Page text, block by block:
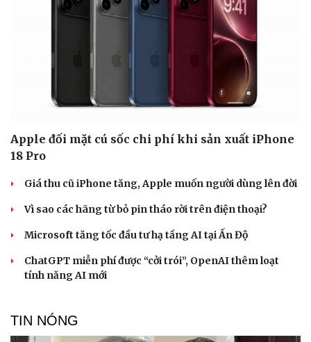
Apple đối mặt cú sốc chi phí khi sản xuất iPhone
18 Pro
Giá thu cũ iPhone tăng, Apple muốn người dùng lên đời
Vì sao các hãng từ bỏ pin tháo rời trên điện thoại?
Microsoft tăng tốc đầu tư hạ tầng AI tại Ấn Độ
ChatGPT miễn phí được “cởi trói”, OpenAI thêm loạt
tính năng AI mới
TIN NÓNG